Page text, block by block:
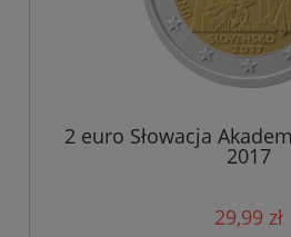
2 euro Słowacja
2017
29,99 zł